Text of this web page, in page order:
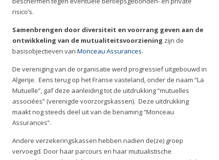
risico’s.
Samenbrengen door diversiteit en voorrang geven aan de
ontwikkeling van de mutualiteitsvoorziening zijn de
basisobjectieven van Monceau Assurances.
De vereniging van de organisatie werd progressief uitgebouwd in
Algerije. Eens terug op het Franse vasteland, onder de naam “La
Mutuelle”, gaf deze aanleiding tot de uitdrukking “mutuelles
associées” (verenigde voorzorgskassen). Deze uitdrukking
maakt nog steeds deel uit van de benaming “Monceau
Assurances”.
Andere verzekeringskassen hebben nadien de(ze) groep
vervoegd. Door haar parcours en haar mutualistische